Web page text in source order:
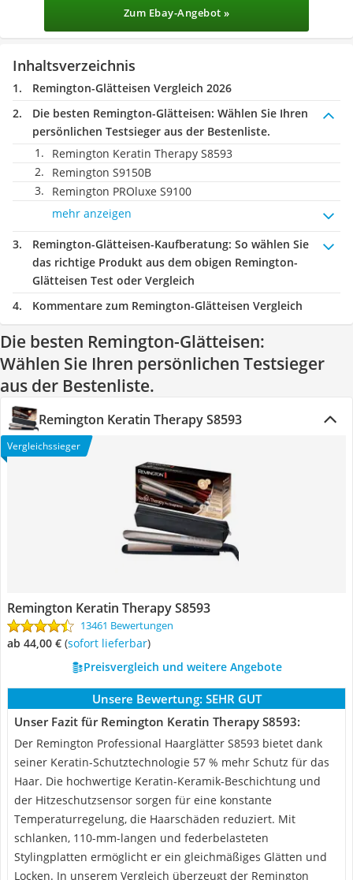
Zum Ebay-Angebot »
Inhaltsverzeichnis
Remington-Glätteisen Vergleich 2026
Die besten Remington-Glätteisen: Wählen Sie Ihren
persönlichen Testsieger aus der Bestenliste.
Remington Keratin Therapy S8593
Remington S9150B
Remington PROluxe S9100
mehr anzeigen
Remington-Glätteisen-Kaufberatung: So wählen Sie
das richtige Produkt aus dem obigen Remington-
Glätteisen Test oder Vergleich
Kommentare zum Remington-Glätteisen Vergleich
Die besten Remington-Glätteisen:
Wählen Sie Ihren persönlichen Testsieger
aus der Bestenliste.
Remington Keratin Therapy S8593
Vergleichssieger
Remington Keratin Therapy S8593
13461 Bewertungen
ab 44,00 € ( Sofort lieferbar)
Preisvergleich und weitere Angebote
Unsere Bewertung: SEHR GUT
Unser Fazit für Remington Keratin Therapy S8593:
Der Remington Professional Haarglätter S8593 bietet dank
seiner Keratin-Schutztechnologie 57 % mehr Schutz für das
Haar. Die hochwertige Keratin-Keramik-Beschichtung und
der Hitzeschutzsensor sorgen für eine konstante
Temperaturregelung, die Haarschäden reduziert. Mit
schlanken, 110-mm-langen und federbelasteten
Stylingplatten ermöglicht er ein gleichmäßiges Glätten und
Locken. In unserem Vergleich überzeugt der Remington